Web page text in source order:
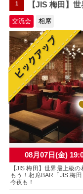
1 【JIS 梅田】
交流会 相席
08月07日(金)
【JIS 梅田】世界最上級
もう！相席BAR「JIS 梅
今夜も！